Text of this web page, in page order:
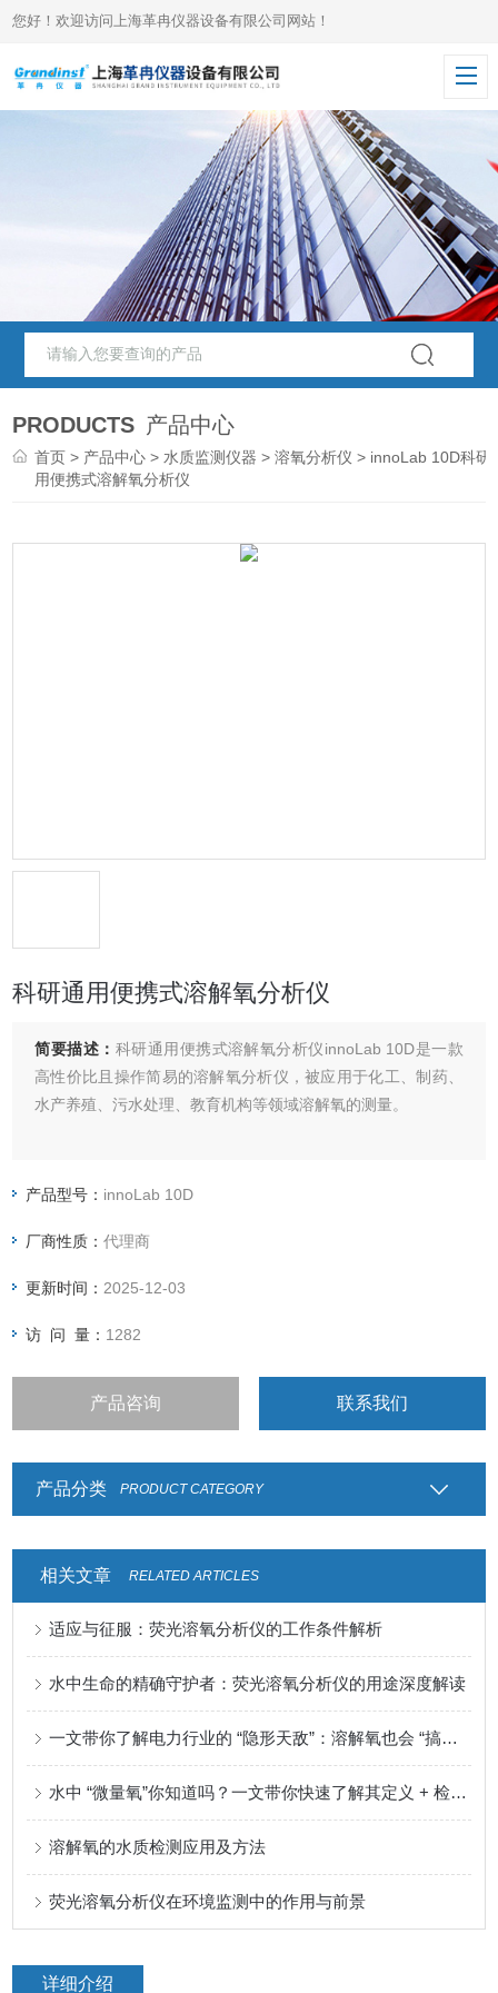
您好！欢迎访问上海革冉仪器设备有限公司网站！
PRODUCTS 产品中心
首页 > 产品中心 > 水质监测仪器 >溶氧分析仪 > innoLab 10D科研
用便携式溶解氧分析仪
科研通用便携式溶解氧分析仪
简要描述： 科研通用便携式溶解氧分析仪innoLab 10D是一款
高性价比且操作简易的溶解氧分析仪，被应用于化工、制药、
水产养殖、污水处理、教育机构等领域溶解氧的测量。
产品型号： innoLab 10D
厂商性质：代理商
更新时间： 2025-12-03
访 问 量： 1282
产品咨询 联系我们
产品分类 PRODUCT CATEGORY
相关文章 RELATED ARTICLES
适应与征服：荧光溶氧分析仪的工作条件解析
水中生命的精确守护者：荧光溶氧分析仪的用途深度解读
一文带你了解电力行业的 “隐形天敌”：溶解氧也会 “搞破坏”！
水中 “微量氧”你知道吗？一文带你快速了解其定义 + 检测意义全解析
溶解氧的水质检测应用及方法
荧光溶氧分析仪在环境监测中的作用与前景
详细介绍